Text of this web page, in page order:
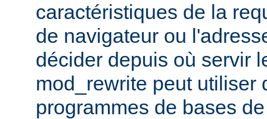
caractéristiques de la
de navigateur ou
décider depuis où servir
mod_rewrite peut utiliser
programmes de bases